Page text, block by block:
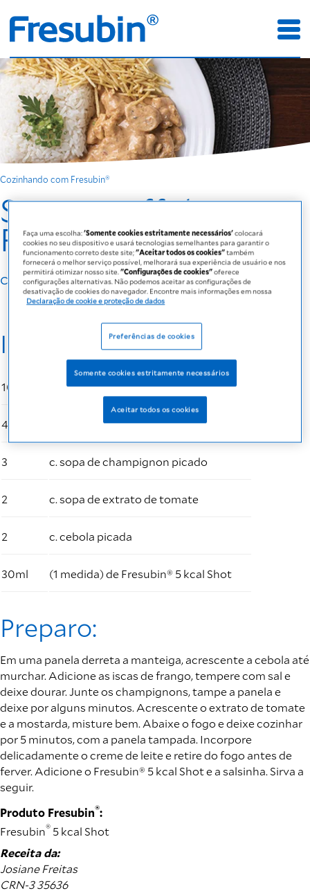
Cozinhando com Fresubin®
Strogonoff de
Frango*
com Fresubin® 5 kcal Shot
Ingredientes:
100g de iscas de frango
4 c. sopa de creme de leite
3 c. sopa de champignon picado
2 c. sopa de extrato de tomate
2 c. cebola picada
30ml (1 medida) de Fresubin® 5 kcal Shot
Preparo:
Em uma panela derreta a manteiga, acrescente a cebola até
murchar. Adicione as iscas de frango, tempere com sal e
deixe dourar. Junte os champignons, tampe a panela e
deixe por alguns minutos. Acrescente o extrato de tomate
e a mostarda, misture bem. Abaixe o fogo e deixe cozinhar
por 5 minutos, com a panela tampada. Incorpore
delicadamente o creme de leite e retire do fogo antes de
ferver. Adicione o Fresubin® 5 kcal Shot e a salsinha. Sirva a
seguir.
Produto Fresubin®:
Fresubin® 5 kcal Shot
Receita da:
Josiane Freitas
CRN-3 35636
Faça uma escolha:'Somente cookies estritamente necessários'colocará
cookies no seu dispositivo e usará tecnologias semelhantes para garantir o
funcionamento correto deste site;"Aceitar todos os cookies"também
fornecerá o melhor serviço possível, melhorará sua experiência de usuário e nos
permitirá otimizar nosso site."Configurações de cookies"oferece
configurações alternativas. Não podemos aceitar as configurações de
desativação de cookies do navegador. Encontre mais informações em nossa
Declaração de cookie e proteção de dados
Preferências de cookies
Somente cookies estritamente necessários
Aceitar todos os cookies